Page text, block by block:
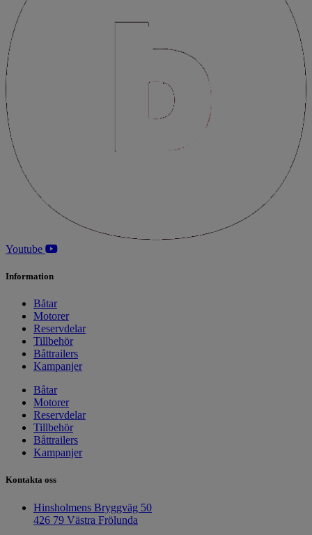
Youtube
Information
Båtar
Motorer
Reservdelar
Tillbehör
Båttrailers
Kampanjer
Båtar
Motorer
Reservdelar
Tillbehör
Båttrailers
Kampanjer
Kontakta oss
Hinsholmens Bryggväg 50
426 79 Västra Frölunda